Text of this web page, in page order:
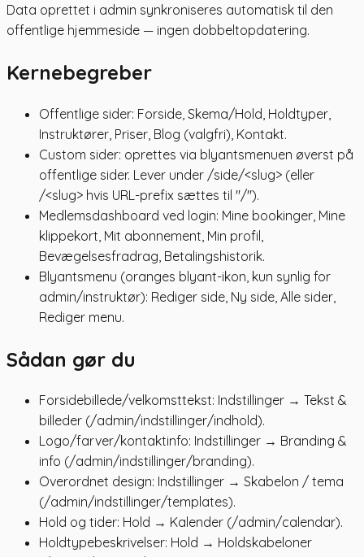
Data oprettet i admin synkroniseres automatisk til den
offentlige hjemmeside — ingen dobbeltopdatering.
Kernebegreber
Offentlige sider: Forside, Skema/Hold, Holdtyper,
Instruktører, Priser, Blog (valgfri), Kontakt.
Custom sider: oprettes via blyantsmenuen øverst på
offentlige sider. Lever under /side/<slug> (eller
/<slug> hvis URL-prefix sættes til "/").
Medlemsdashboard ved login: Mine bookinger, Mine
klippekort, Mit abonnement, Min profil,
Bevægelsesfradrag, Betalingshistorik.
Blyantsmenu (oranges blyant-ikon, kun synlig for
admin/instruktør): Rediger side, Ny side, Alle sider,
Rediger menu.
Sådan gør du
Forsidebillede/velkomsttekst: Indstillinger → Tekst &
billeder (/admin/indstillinger/indhold).
Logo/farver/kontaktinfo: Indstillinger → Branding &
info (/admin/indstillinger/branding).
Overordnet design: Indstillinger → Skabelon / tema
(/admin/indstillinger/templates).
Hold og tider: Hold → Kalender (/admin/calendar).
Holdtypebeskrivelser: Hold → Holdskabeloner